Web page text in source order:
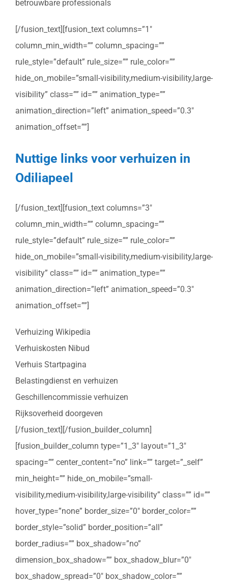
betrouwbare professionals
[/fusion_text][fusion_text columns=”1″
column_min_width=”” column_spacing=””
rule_style=”default” rule_size=”” rule_color=””
hide_on_mobile=”small-visibility,medium-visibility,large-
visibility” class=”” id=”” animation_type=””
animation_direction=”left” animation_speed=”0.3″
animation_offset=””]
Nuttige links voor verhuizen in
Odiliapeel
[/fusion_text][fusion_text columns=”3″
column_min_width=”” column_spacing=””
rule_style=”default” rule_size=”” rule_color=””
hide_on_mobile=”small-visibility,medium-visibility,large-
visibility” class=”” id=”” animation_type=””
animation_direction=”left” animation_speed=”0.3″
animation_offset=””]
Verhuizing Wikipedia
Verhuiskosten Nibud
Verhuis Startpagina
Belastingdienst en verhuizen
Geschillencommissie verhuizen
Rijksoverheid doorgeven
[/fusion_text][/fusion_builder_column]
[fusion_builder_column type=”1_3″ layout=”1_3″
spacing=”” center_content=”no” link=”” target=”_self”
min_height=”” hide_on_mobile=”small-
visibility,medium-visibility,large-visibility” class=”” id=””
hover_type=”none” border_size=”0″ border_color=””
border_style=”solid” border_position=”all”
border_radius=”” box_shadow=”no”
dimension_box_shadow=”” box_shadow_blur=”0″
box_shadow_spread=”0″ box_shadow_color=””